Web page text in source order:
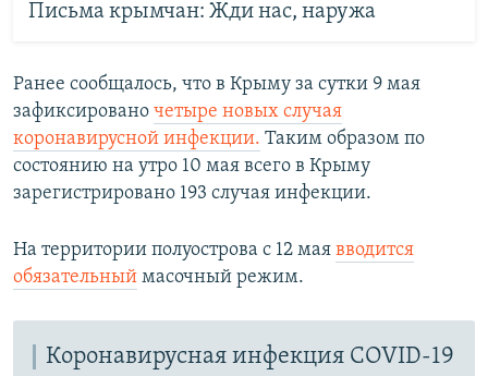
Письма крымчан: Жди нас, наружа
Ранее сообщалось, что в Крыму за сутки 9 мая
зафиксировано четыре новых случая
коронавирусной инфекции. Таким образом по
состоянию на утро 10 мая всего в Крыму
зарегистрировано 193 случая инфекции.
На территории полуострова с 12 мая вводится
обязательный масочный режим.
Коронавирусная инфекция COVID-19